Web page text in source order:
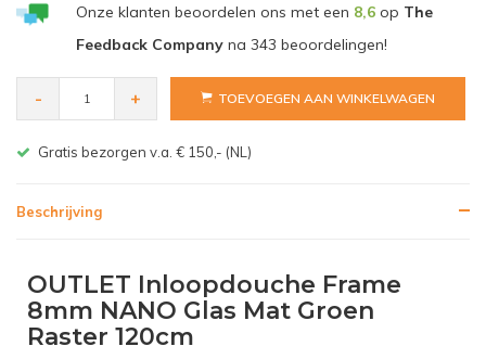
Onze klanten beoordelen ons met een 8,6op The
Feedback Companyna 343 beoordelingen!
- + TOEVOEGEN AAN WINKELWAGEN
Gratis bezorgen v.a. € 150,- (NL)
Beschrijving
OUTLET Inloopdouche Frame
8mm NANO Glas Mat Groen
Raster 120cm